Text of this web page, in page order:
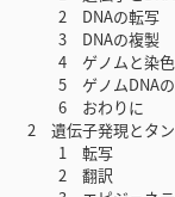
2 DNAの転写
3 DNAの複製
4 ゲノムと染色
5 ゲノムDNAの格
6 おわりに
2 遺伝子発現とタン
1 転写
2 翻訳